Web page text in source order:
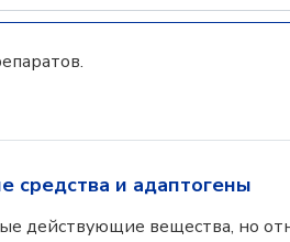
и адаптогены
вещества, но